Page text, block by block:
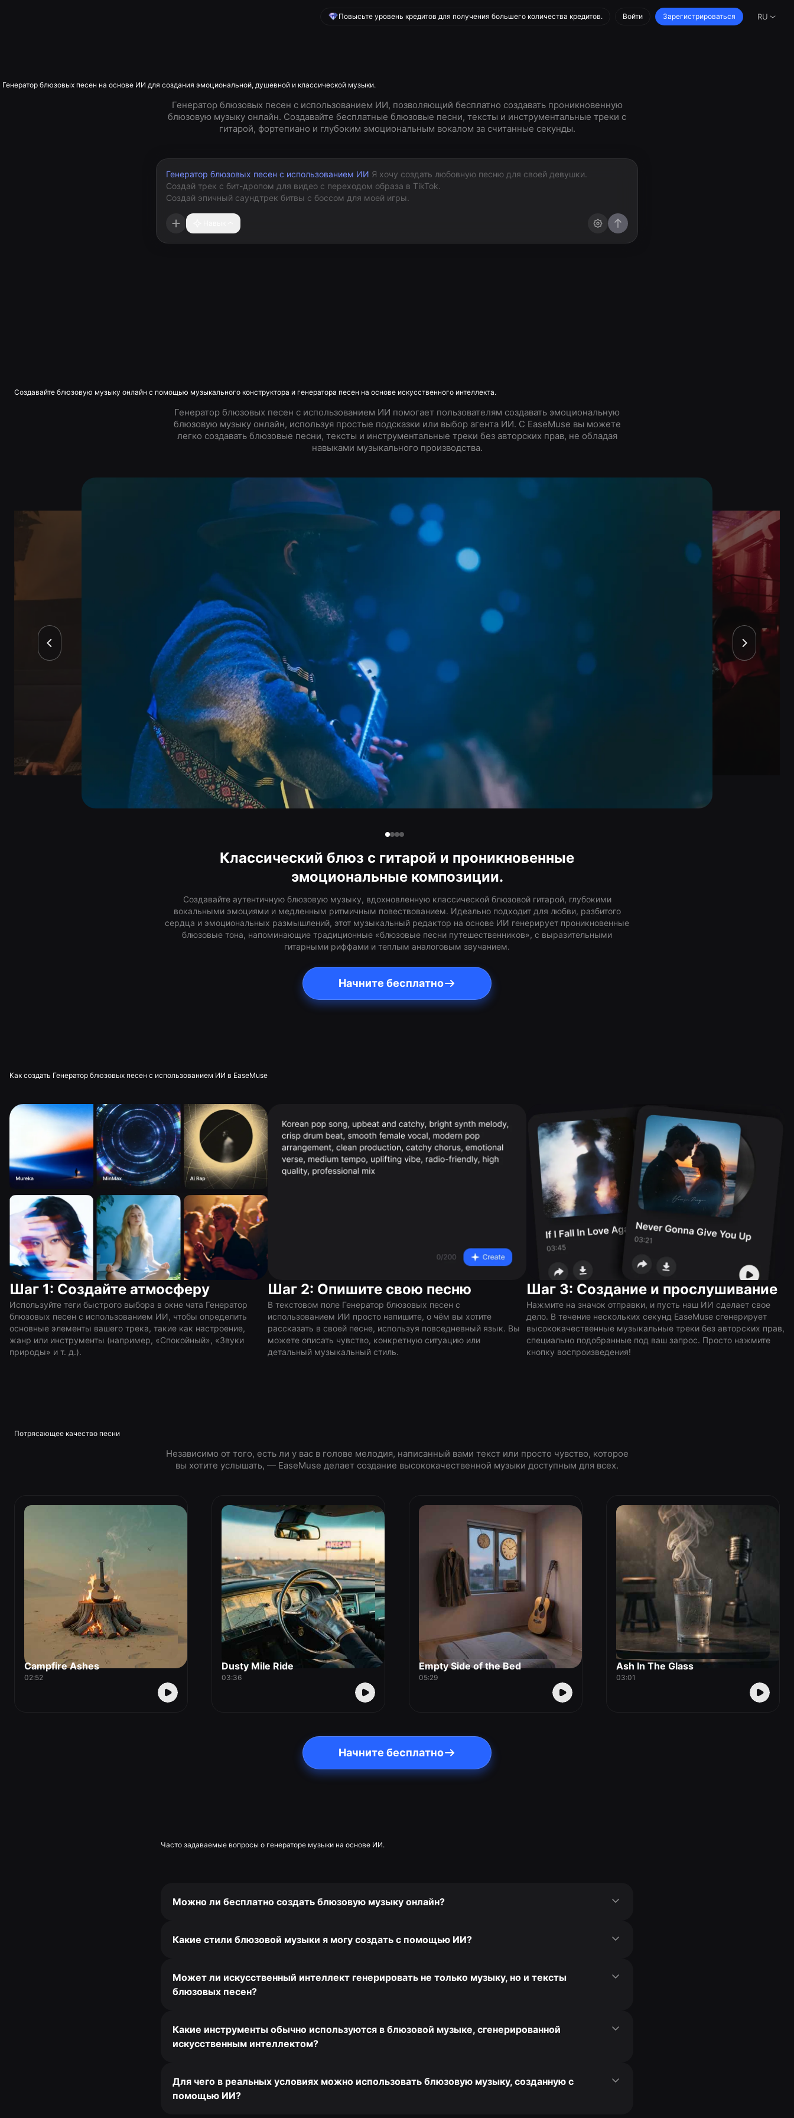
Повысьте уровень кредитов для получения большего количества кредитов. Войти Зарегистрироваться RU
Генератор блюзовых песен на основе ИИ для создания эмоциональной, душевной и классической музыки.
Генератор блюзовых песен с использованием ИИ, позволяющий бесплатно создавать проникновенную
блюзовую музыку онлайн. Создавайте бесплатные блюзовые песни, тексты и инструментальные треки с
гитарой, фортепиано и глубоким эмоциональным вокалом за считанные секунды.
Генератор блюзовых песен с использованием ИИ
Создавайте блюзовую музыку онлайн с помощью музыкального конструктора и генератора песен на основе искусственного интеллекта.
Генератор блюзовых песен с использованием ИИ помогает пользователям создавать эмоциональную
блюзовую музыку онлайн, используя простые подсказки или выбор агента ИИ. С EaseMuse вы можете
легко создавать блюзовые песни, тексты и инструментальные треки без авторских прав, не обладая
навыками музыкального производства.
Классический блюз с гитарой и проникновенные
эмоциональные композиции.
Создавайте аутентичную блюзовую музыку, вдохновленную классической блюзовой гитарой, глубокими
вокальными эмоциями и медленным ритмичным повествованием. Идеально подходит для любви, разбитого
сердца и эмоциональных размышлений, этот музыкальный редактор на основе ИИ генерирует проникновенные
блюзовые тона, напоминающие традиционные «блюзовые песни путешественников», с выразительными
гитарными риффами и теплым аналоговым звучанием.
Начните бесплатно
Как создать Генератор блюзовых песен с использованием ИИ в EaseMuse
Шаг 1: Создайте атмосферу
Используйте теги быстрого выбора в окне чата Генератор
блюзовых песен с использованием ИИ, чтобы определить
основные элементы вашего трека, такие как настроение,
жанр или инструменты (например, «Спокойный», «Звуки
природы» и т. д.).
Шаг 2: Опишите свою песню
В текстовом поле Генератор блюзовых песен с
использованием ИИ просто напишите, о чём вы хотите
рассказать в своей песне, используя повседневный язык. Вы
можете описать чувство, конкретную ситуацию или
детальный музыкальный стиль.
Шаг 3: Создание и прослушивание
Нажмите на значок отправки, и пусть наш ИИ сделает свое
дело. В течение нескольких секунд EaseMuse сгенерирует
высококачественные музыкальные треки без авторских прав,
специально подобранные под ваш запрос. Просто нажмите
кнопку воспроизведения!
Потрясающее качество песни
Независимо от того, есть ли у вас в голове мелодия, написанный вами текст или просто чувство, которое
вы хотите услышать, — EaseMuse делает создание высококачественной музыки доступным для всех.
Campfire Ashes
02:52
Dusty Mile Ride
03:36
Empty Side of the Bed
05:29
Ash In The Glass
03:01
Начните бесплатно
Часто задаваемые вопросы о генераторе музыки на основе ИИ.
Можно ли бесплатно создать блюзовую музыку онлайн?
Какие стили блюзовой музыки я могу создать с помощью ИИ?
Может ли искусственный интеллект генерировать не только музыку, но и тексты
блюзовых песен?
Какие инструменты обычно используются в блюзовой музыке, сгенерированной
искусственным интеллектом?
Для чего в реальных условиях можно использовать блюзовую музыку, созданную с
помощью ИИ?